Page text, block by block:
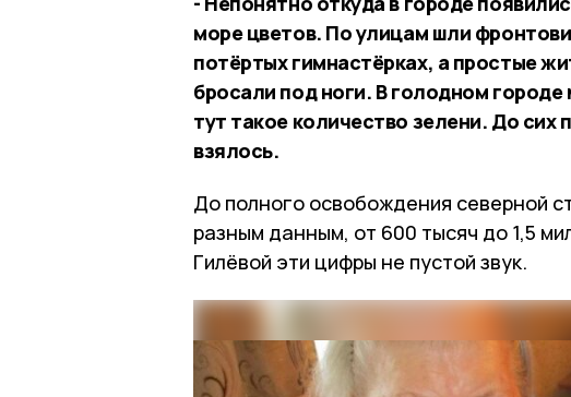
море цветов. По улицам шли
потёртых гимнастёрках, а простые
бросали под ноги. В голодном
тут такое количество зелени. До сих
взялось.
До полного освобождения северной
разным данным, от 600 тысяч до 1,5
Гилёвой эти цифры не пустой звук.